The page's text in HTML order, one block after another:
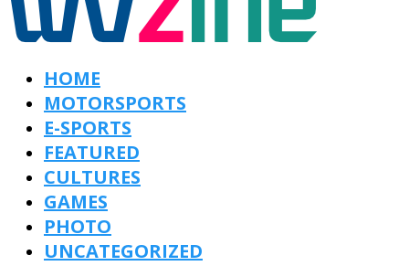
HOME
MOTORSPORTS
E-SPORTS
FEATURED
CULTURES
GAMES
PHOTO
UNCATEGORIZED